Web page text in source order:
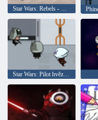
Star Wars: Rebels - Duch nájezd